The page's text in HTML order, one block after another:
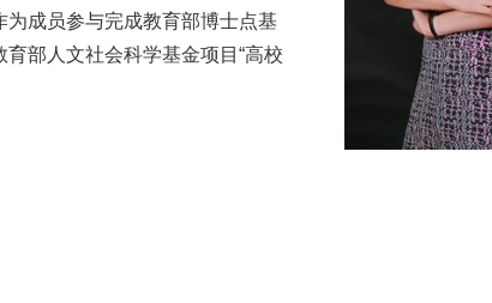
为成员参与完成教育部博士点基
部人文社会科学基金项目“高校